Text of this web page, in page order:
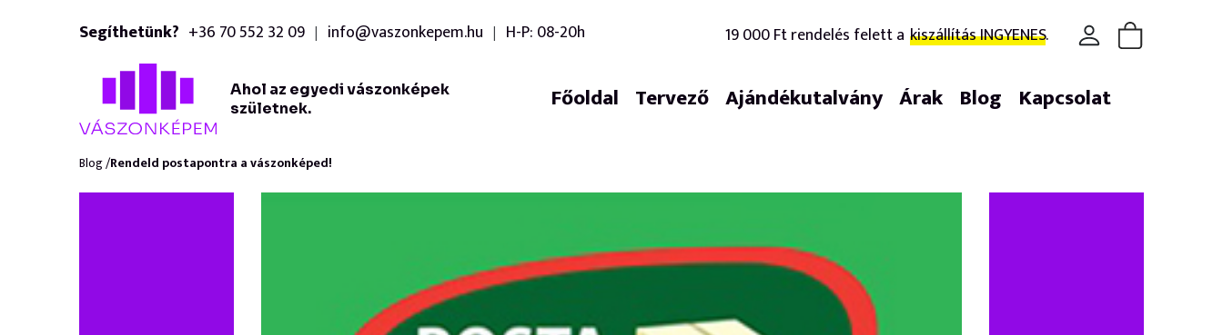
Segíthetünk? +36 70 552 32 09 info@vaszonkepem.hu H-P: 08-20h 19 000 Ft rendelés felett a kiszállítás INGYENES.
Ahol az egyedi vászonképek
születnek.
Főoldal Tervező Ajándékutalvány Árak Blog Kapcsolat
Blog /Rendeld postapontra a vászonképed!